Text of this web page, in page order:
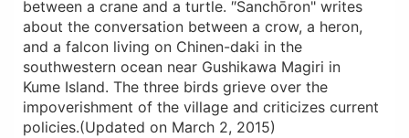
between a crane and a turtle. ″Sanchōron" writes
about the conversation between a crow, a heron,
and a falcon living on Chinen-daki in the
southwestern ocean near Gushikawa Magiri in
Kume Island. The three birds grieve over the
impoverishment of the village and criticizes current
policies.(Updated on March 2, 2015)